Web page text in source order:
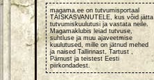
magama.ee on tutvumisportaal
TÄISKASVANUTELE, kus võid jätta
tutvumiskuulutusi ja vastata neile.
Magamaklubis leiad tutvuse,
suhtluse ja muu ajaveetmise
kuulutused, mille on jätnud mehed
ja naised Tallinnast, Tartust ,
Pärnust ja teistest Eesti
piirkondadest.